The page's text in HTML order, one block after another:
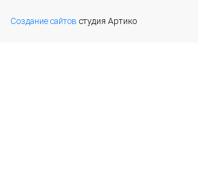
Создание сайтов студия Артико